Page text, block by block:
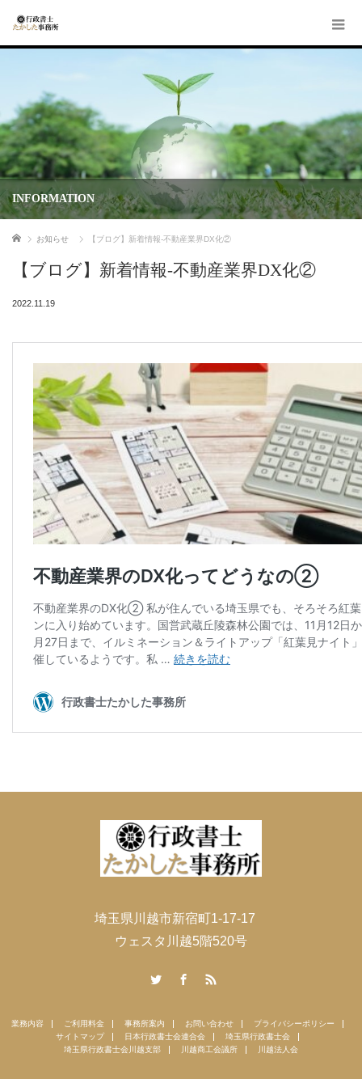
INFORMATION
ホーム お知らせ 【ブログ】新着情報-不動産業界DX化②
【ブログ】新着情報-不動産業界DX化②
2022.11.19
埼玉県川越市新宿町1-17-17
ウェスタ川越5階520号
業務内容 ご利用料金 事務所案内 お問い合わせ
プライバシーポリシー
サイトマップ
日本行政書士会連合会
埼玉県行政書士会
埼玉県行政書士会川越支部
川越商工会議所 川越法人会